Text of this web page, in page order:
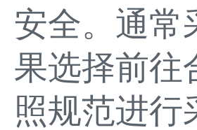
安全。通常
果选择前往
照规范进行